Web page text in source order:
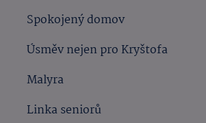
Spokojený domov
Úsměv nejen pro Kryštofa
Malyra
Linka seniorů